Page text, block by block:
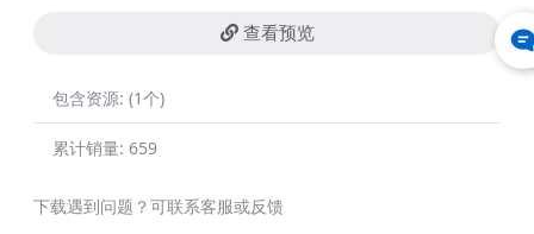
查看预览
包含资源: (1个)
累计销量: 659
下载遇到问题？可联系客服或反馈